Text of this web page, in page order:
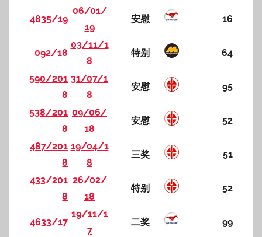
4835/19
06/01/
19
安慰 16
092/18
03/11/1
8
特别 64
590/201
8
31/07/1
8
安慰 95
538/201
8
09/06/
18
安慰 52
487/201
8
19/04/1
8
三奖 51
433/201
8
26/02/
18
特别 52
4633/17
19/11/1
7
二奖 99